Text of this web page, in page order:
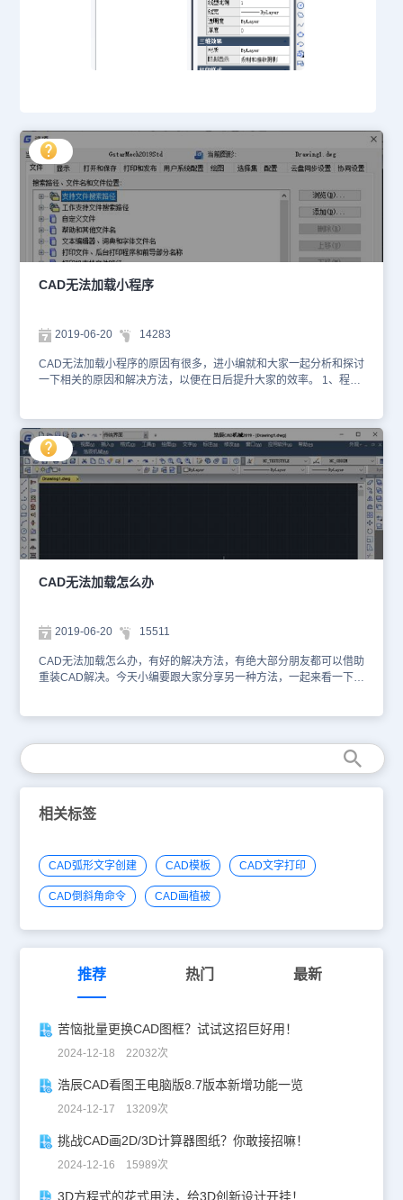
CAD无法加载小程序
2019-06-20 14283
CAD无法加载小程序的原因有很多，进小编就和大家一起分析和探讨
一下相关的原因和解决方法，以便在日后提升大家的效率。 1、程序
菜单”中查看，如果有此类情况，可以重新注册该空间也可以直接删
掉。 除了让它自动加载程序，我们也可以进行手动加载：在命令行
输入“APPLOAD”，然后选择加载需要加载的程序即可。 以上几种情
况是小编今天要分享的内容，当然也希望大家有好的建议和意见也要
CAD无法加载怎么办
2019-06-20 15511
CAD无法加载怎么办，有好的解决方法，有绝大部分朋友都可以借助
重装CAD解决。今天小编要跟大家分享另一种方法，一起来看一下
所在目录下的Support\Profiles\FixedProfile.aws文件改为
C:\ProgramFiles\CAD \Support\Profiles\FixedProfile.aws 以上就是
小编给大家分享的解决方案，不要看到注册表和目录就感觉麻烦，其
实比重装软件省事多了。
相关标签
CAD弧形文字创建 CAD模板 CAD文字打印
CAD倒斜角命令 CAD画植被
推荐 热门 最新
苦恼批量更换CAD图框？试试这招巨好用！
2024-12-18 22032次
浩辰CAD看图王电脑版8.7版本新增功能一览
2024-12-17 13209次
挑战CAD画2D/3D计算器图纸？你敢接招嘛！
2024-12-16 15989次
3D方程式的花式用法，给3D创新设计开挂！